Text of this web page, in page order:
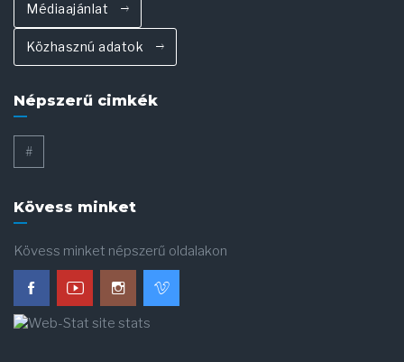
Médiaajánlat
Közhasznú adatok
Népszerű cimkék
#
Kövess minket
Kövess minket népszerű oldalakon